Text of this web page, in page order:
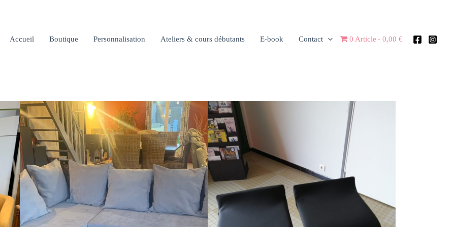
Accueil Boutique Personnalisation Ateliers & cours débutants E-book Contact 0 Article 0,00 €